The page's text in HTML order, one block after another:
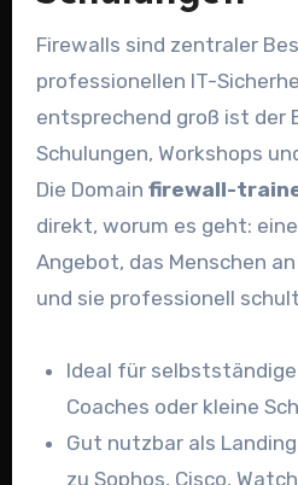
Firewalls sind zentraler
professionellen IT-
entsprechend groß ist der
Schulungen, Workshops
Die Domain firewall-
direkt, worum es geht:
Angebot, das Menschen
und sie professionell
Ideal für
Coaches oder kleine
Gut nutzbar als
zu Sophos, Cisco,